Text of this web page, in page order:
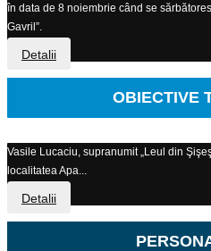
în data de 8 noiembrie când se
Gavril”.
Detalii
OBIECTIVE
Vasile Lucaciu, supranumit „Leul din
localitatea Apa...
Detalii